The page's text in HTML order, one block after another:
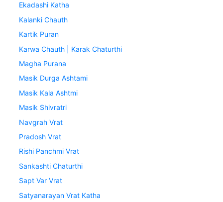
Ekadashi Katha
Kalanki Chauth
Kartik Puran
Karwa Chauth | Karak Chaturthi
Magha Purana
Masik Durga Ashtami
Masik Kala Ashtmi
Masik Shivratri
Navgrah Vrat
Pradosh Vrat
Rishi Panchmi Vrat
Sankashti Chaturthi
Sapt Var Vrat
Satyanarayan Vrat Katha